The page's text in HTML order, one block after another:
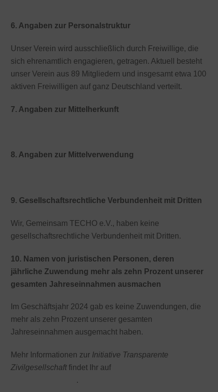
6. Angaben zur Personalstruktur
Unser Verein wird ausschließlich durch Freiwillige, die
sich ehrenamtlich engagieren, getragen. Aktuell besteht
unser Verein aus 89 Mitgliedern und insgesamt etwa 100
aktiven Freiwilligen auf ganz Deutschland verteilt.
7. Angaben zur Mittelherkunft
8. Angaben zur Mittelverwendung
9. Gesellschaftsrechtliche Verbundenheit mit Dritten
Wir, Gemeinsam TECHO e.V., haben keine
gesellschaftsrechtliche Verbundenheit mit Dritten.
10. Namen von juristischen Personen, deren
jährliche Zuwendung mehr als zehn Prozent unserer
gesamten Jahreseinnahmen ausmachen
Im Geschäftsjahr 2024 gab es keine Zuwendungen, die
mehr als zehn Prozent unserer gesamten
Jahreseinnahmen ausgemacht haben.
Mehr Informationen zur Initiative Transparente
Zivilgesellschaftfindet Ihr auf
.